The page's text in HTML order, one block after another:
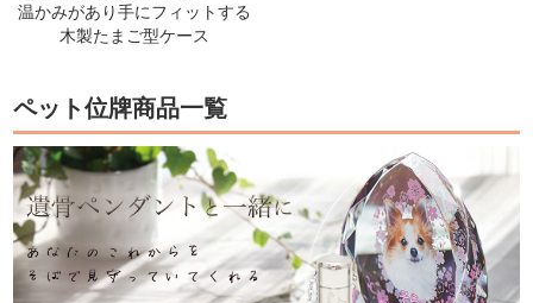
温かみがあり手にフィットする
木製たまご型ケース
ペット位牌商品一覧